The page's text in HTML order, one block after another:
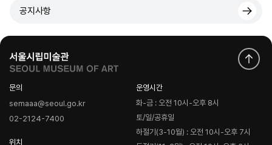
공지사항
문의
semaaa@seoul.go.kr
02-2124-7400
위치
운영시간
화-금 : 오전 10시-오후 8시
토/일/공휴일
하절기(3-10월) : 오전 10시-오후 7시